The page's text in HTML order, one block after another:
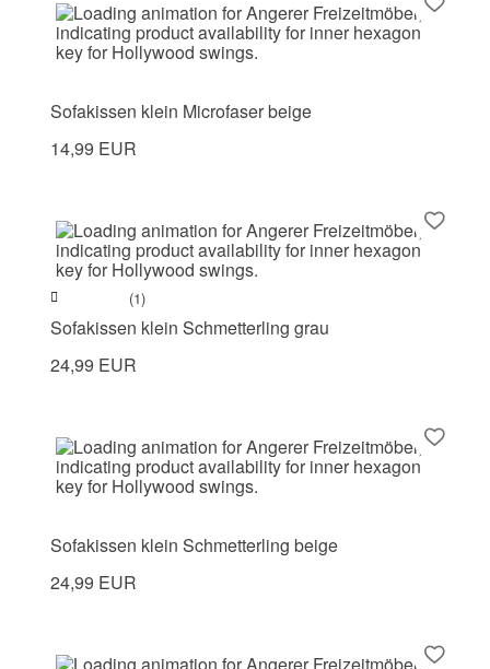
Sofakissen klein Microfaser beige
14,99 EUR
(1)
Sofakissen klein Schmetterling grau
24,99 EUR
Sofakissen klein Schmetterling beige
24,99 EUR